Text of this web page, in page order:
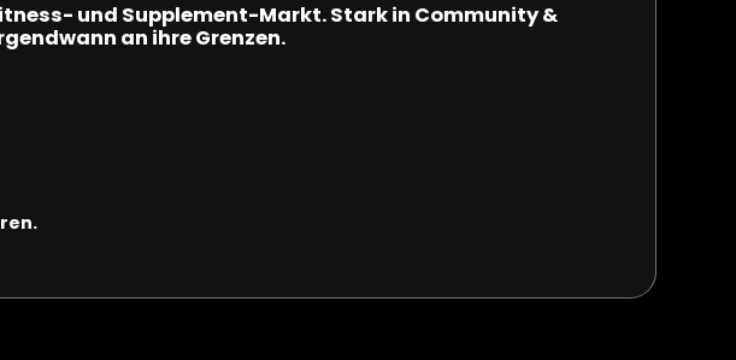
und Supplement-Markt. Stark in Community &
an ihre Grenzen.